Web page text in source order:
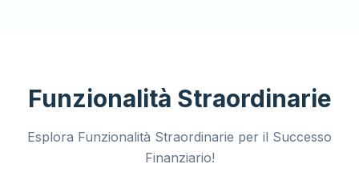
Funzionalità Straordinarie
Esplora Funzionalità Straordinarie per il Successo
Finanziario!